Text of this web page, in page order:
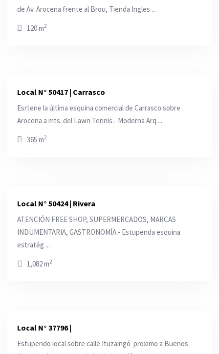
de Av. Arocena frente al Brou, Tienda Ingles ...
120 m2
Local N° 50417 | Carrasco
Esrtene la última esquina comercial de Carrasco sobre
Arocena a mts. del Lawn Tennis.- Moderna Arq ...
365 m2
Local N° 50424 | Rivera
ATENCIÓN FREE SHOP, SUPERMERCADOS, MARCAS
INDUMENTARIA, GASTRONOMÍA.- Estupenda esquina
estratég ...
1,082 m2
Local N° 37796 |
Estupendo local sobre calle Ituzaingó proximo a Buenos